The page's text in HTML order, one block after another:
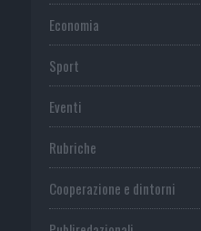
Economia
Sport
Eventi
Rubriche
Cooperazione e dintorni